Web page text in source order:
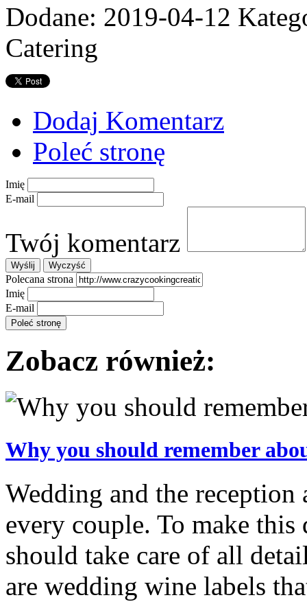
Dodane: 2019-04-12
Catering
Dodaj Komentarz
Poleć stronę
Imię
E-mail
Twój komentarz
Polecana strona
Imię
E-mail
Zobacz również:
Why you should remember
Wedding and the
every couple. To make
should take care of all
are wedding wine labels